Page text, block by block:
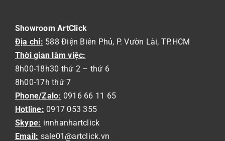
Showroom ArtClick
Địa chỉ: 588 Điện Biên Phủ, P. Vườn Lài, TP.HCM
Thời gian làm việc:
8h00-18h30 thứ 2 – thứ 6
8h00-17h thứ 7
Phone/Zalo: 0916 66 11 65
Hotline: 0917 053 355
Skype: innhanhartclick
Email: sale01@artclick.vn